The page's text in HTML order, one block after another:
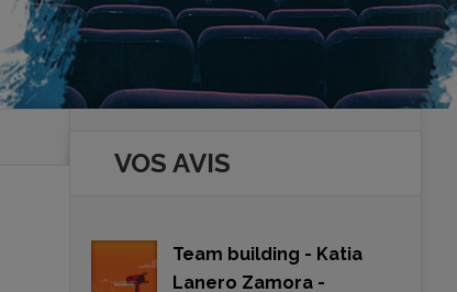
VOS AVIS
Team building - Katia
Lanero Zamora -